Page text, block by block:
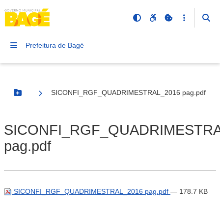
Prefeitura de Bagé
Botão Menu
SICONFI_RGF_QUADRIMESTRAL_2016 pag.pdf
pag.pdf
SICONFI_RGF_QUADRIMESTRAL_2016 pag.pdf — 178.7 KB